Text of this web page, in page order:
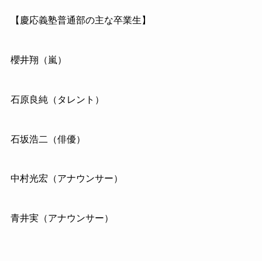
【慶応義塾普通部の主な卒業生】
櫻井翔（嵐）
石原良純（タレント）
石坂浩二（俳優）
中村光宏（アナウンサー）
青井実（アナウンサー）